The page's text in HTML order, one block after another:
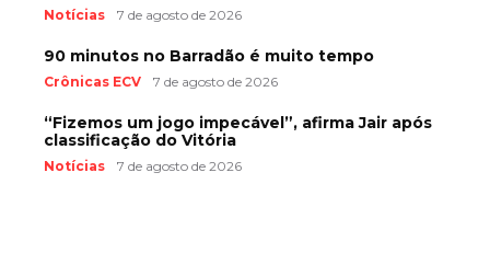
Notícias 7 de agosto de 2026
90 minutos no Barradão é muito tempo
Crônicas ECV 7 de agosto de 2026
“Fizemos um jogo impecável”, afirma Jair após
classificação do Vitória
Notícias 7 de agosto de 2026